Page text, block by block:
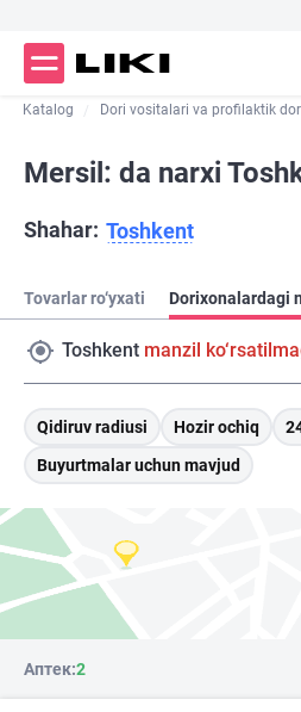
Katalog Dori vositalari va profilaktik
Mersil: da narxi
Shahar: Toshkent
Tovarlar ro‘yxati Dorixonalardagi
Toshkent manzil
Qidiruv radiusi Hozir ochiq
Buyurtmalar uchun mavjud
Аптек:2